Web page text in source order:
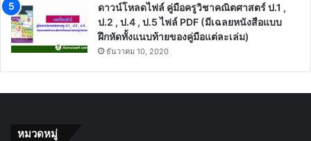
ดาวน์โหลดไฟล์ คู่มือครูวิชาคณิตศาสตร์ ป.1 ,
ป.2 , ป.4 , ป.5 ไฟล์ PDF (มีเฉลยหนังสือแบบ
ฝึกหัดทั้งแนบท้ายของคู่มือแต่ละเล่ม)
ธันวาคม 10, 2020
หมวดหมู่